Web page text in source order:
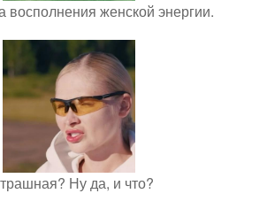
восполнения женской энергии.
Ну да, и что?